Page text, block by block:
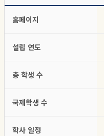
홈페이지
설립 연도
총 학생 수
국제학생 수
학사 일정